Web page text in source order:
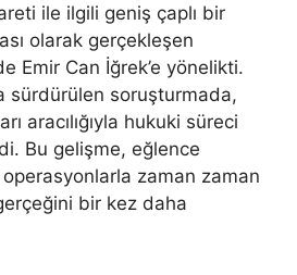
ile ilgili geniş çaplı bir
olarak gerçekleşen
Emir Can İğrek’e yönelikti.
sürdürülen soruşturmada,
aracılığıyla hukuki süreci
Bu gelişme, eğlence
zaman zaman
bir kez daha